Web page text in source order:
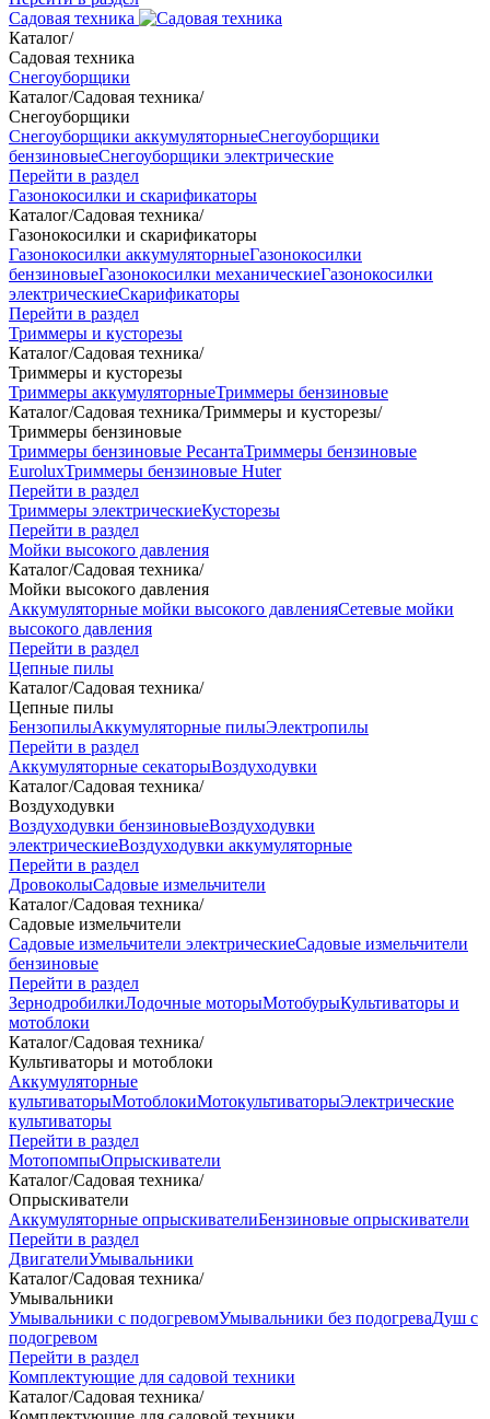
Садовая техника
Каталог/
Садовая техника
Снегоуборщики
Каталог/Садовая техника/
Снегоуборщики
Снегоуборщики аккумуляторныеСнегоуборщики
бензиновыеСнегоуборщики электрические
Перейти в раздел
Газонокосилки и скарификаторы
Каталог/Садовая техника/
Газонокосилки и скарификаторы
Газонокосилки аккумуляторныеГазонокосилки
бензиновыеГазонокосилки механическиеГазонокосилки
электрическиеСкарификаторы
Перейти в раздел
Триммеры и кусторезы
Каталог/Садовая техника/
Триммеры и кусторезы
Триммеры аккумуляторныеТриммеры бензиновые
Каталог/Садовая техника/Триммеры и кусторезы/
Триммеры бензиновые
Триммеры бензиновые РесантаТриммеры бензиновые
EuroluxТриммеры бензиновые Huter
Перейти в раздел
Триммеры электрическиеКусторезы
Перейти в раздел
Мойки высокого давления
Каталог/Садовая техника/
Мойки высокого давления
Аккумуляторные мойки высокого давленияСетевые мойки
высокого давления
Перейти в раздел
Цепные пилы
Каталог/Садовая техника/
Цепные пилы
БензопилыАккумуляторные пилыЭлектропилы
Перейти в раздел
Аккумуляторные секаторыВоздуходувки
Каталог/Садовая техника/
Воздуходувки
Воздуходувки бензиновыеВоздуходувки
электрическиеВоздуходувки аккумуляторные
Перейти в раздел
ДровоколыСадовые измельчители
Каталог/Садовая техника/
Садовые измельчители
Садовые измельчители электрическиеСадовые измельчители
бензиновые
Перейти в раздел
ЗернодробилкиЛодочные моторыМотобурыКультиваторы и
мотоблоки
Каталог/Садовая техника/
Культиваторы и мотоблоки
Аккумуляторные
культиваторыМотоблокиМотокультиваторыЭлектрические
культиваторы
Перейти в раздел
МотопомпыОпрыскиватели
Каталог/Садовая техника/
Опрыскиватели
Аккумуляторные опрыскивателиБензиновые опрыскиватели
Перейти в раздел
ДвигателиУмывальники
Каталог/Садовая техника/
Умывальники
Умывальники с подогревомУмывальники без подогреваДуш с
подогревом
Перейти в раздел
Комплектующие для садовой техники
Каталог/Садовая техника/